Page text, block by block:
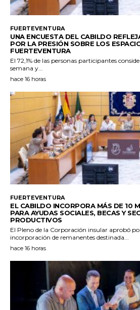
FUERTEVENTURA
UNA ENCUESTA DEL CABILDO
POR LA PRESIÓN SOBRE LOS
FUERTEVENTURA
El 72,1% de las personas participantes
semana y...
hace 16 horas
FUERTEVENTURA
EL CABILDO INCORPORA MÁS DE 10
PARA AYUDAS SOCIALES, BECAS Y
PRODUCTIVOS
El Pleno de la Corporación insular aprobó
incorporación de remanentes destinada...
hace 16 horas